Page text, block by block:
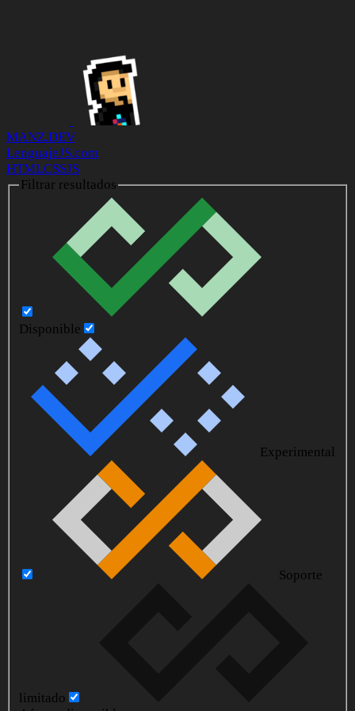
MANZ.DEV
LenguajeJS.com
HTMLCSSJS
Filtrar resultados
Disponible
Experimental
Soporte
limitado